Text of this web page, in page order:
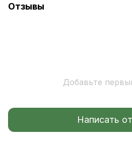
Отзывы
Добавьте
Написать